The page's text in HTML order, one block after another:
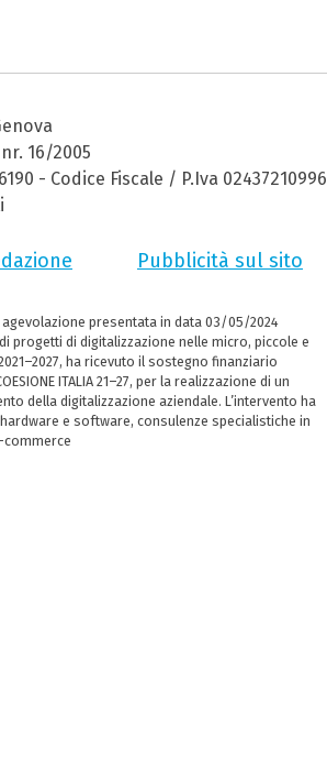
16/2005
- Codice Fiscale / P.Iva 02437210996
Pubblicità sul sito
agevolazione presentata in data 03/05/2024
progetti di digitalizzazione nelle micro, piccole e
ha ricevuto il sostegno finanziario
ITALIA 21–27, per la realizzazione di un
della digitalizzazione aziendale. L’intervento ha
e software, consulenze specialistiche in
commerce